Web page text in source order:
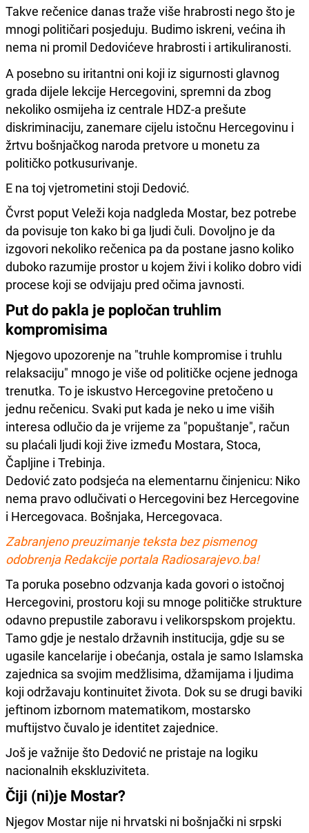
Takve rečenice danas traže više hrabrosti nego što je
mnogi političari posjeduju. Budimo iskreni, većina ih
nema ni promil Dedovićeve hrabrosti i artikuliranosti.
A posebno su iritantni oni koji iz sigurnosti glavnog
grada dijele lekcije Hercegovini, spremni da zbog
nekoliko osmijeha iz centrale HDZ-a prešute
diskriminaciju, zanemare cijelu istočnu Hercegovinu i
žrtvu bošnjačkog naroda pretvore u monetu za
političko potkusurivanje.
E na toj vjetrometini stoji Dedović.
Čvrst poput Veleži koja nadgleda Mostar, bez potrebe
da povisuje ton kako bi ga ljudi čuli. Dovoljno je da
izgovori nekoliko rečenica pa da postane jasno koliko
duboko razumije prostor u kojem živi i koliko dobro vidi
procese koji se odvijaju pred očima javnosti.
Put do pakla je popločan truhlim
kompromisima
Njegovo upozorenje na "truhle kompromise i truhlu
relaksaciju" mnogo je više od političke ocjene jednoga
trenutka. To je iskustvo Hercegovine pretočeno u
jednu rečenicu. Svaki put kada je neko u ime viših
interesa odlučio da je vrijeme za "popuštanje", račun
su plaćali ljudi koji žive između Mostara, Stoca,
Čapljine i Trebinja.
Dedović zato podsjeća na elementarnu činjenicu: Niko
nema pravo odlučivati o Hercegovini bez Hercegovine
i Hercegovaca. Bošnjaka, Hercegovaca.
Zabranjeno preuzimanje teksta bez pismenog
odobrenja Redakcije portala Radiosarajevo.ba!
Ta poruka posebno odzvanja kada govori o istočnoj
Hercegovini, prostoru koji su mnoge političke strukture
odavno prepustile zaboravu i velikorspskom projektu.
Tamo gdje je nestalo državnih institucija, gdje su se
ugasile kancelarije i obećanja, ostala je samo Islamska
zajednica sa svojim medžlisima, džamijama i ljudima
koji održavaju kontinuitet života. Dok su se drugi baviki
jeftinom izbornom matematikom, mostarsko
muftijstvo čuvalo je identitet zajednice.
Još je važnije što Dedović ne pristaje na logiku
nacionalnih ekskluziviteta.
Čiji (ni)je Mostar?
Njegov Mostar nije ni hrvatski ni bošnjački ni srpski